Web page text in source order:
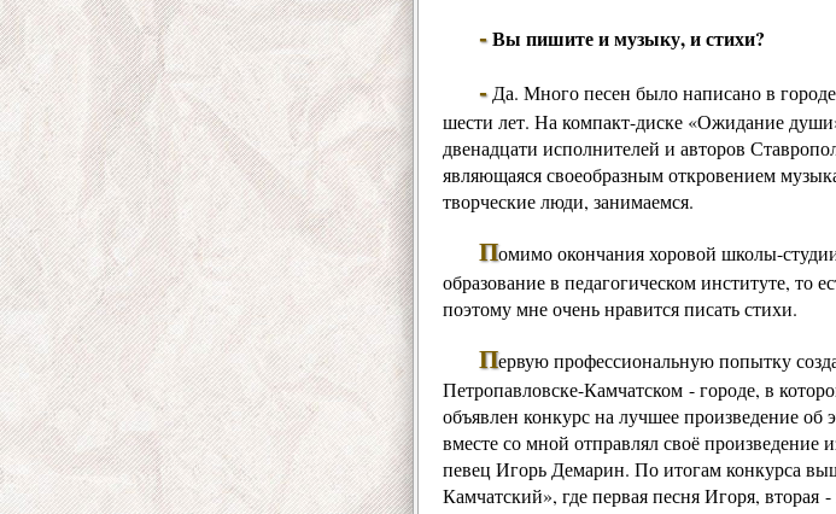
-Вы пишите и музыку, и стихи?
-Да. Много песен было написано в
шести лет. На компакт-диске «Ожидание
двенадцати исполнителей и авторов
являющаяся своеобразным откровением
творческие люди, занимаемся.
Помимо окончания хоровой школы-
образование в педагогическом институте, то
поэтому мне очень нравится писать стихи.
Первую профессиональную попытку
Петропавловске-Камчатском - городе, в
объявлен конкурс на лучшее произведение об
вместе со мной отправлял своё произведение
певец Игорь Демарин. По итогам конкурса
Камчатский», где первая песня Игоря,